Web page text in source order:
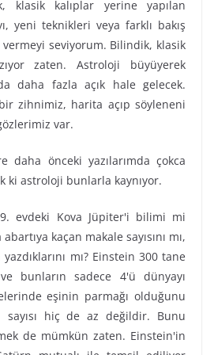
klasik kalıplar yerine yapılan
yeni teknikleri veya farklı bakış
vermeyi seviyorum. Bilindik, klasik
zaten. Astroloji büyüyerek
daha fazla açık hale gelecek.
zihnimiz, harita açıp söyleneni
var.
daha önceki yazılarımda çokca
ki astroloji bunlarla kaynıyor.
evdeki Kova Jüpiter'i bilimi mi
kaçan makale sayısını mı,
yazdıklarını mı? Einstein 300 tane
bunların sadece 4'ü dünyayı
eşinin parmağı olduğunu
sayısı hiç de az değildir. Bunu
de mümkün zaten. Einstein'in